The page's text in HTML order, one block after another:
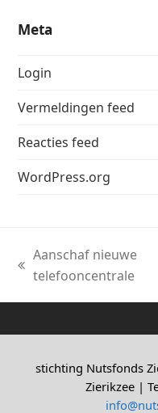
Meta
Login
Vermeldingen feed
Reacties feed
WordPress.org
previous
Aanschaf nieuwe
telefooncentrale
stichting Nutsfonds
Zierikzee |